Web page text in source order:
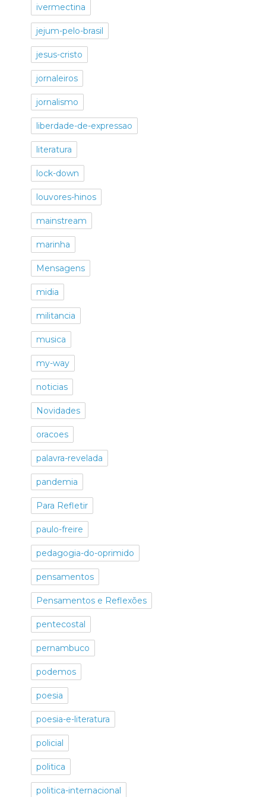
ivermectina
jejum-pelo-brasil
jesus-cristo
jornaleiros
jornalismo
liberdade-de-expressao
literatura
lock-down
louvores-hinos
mainstream
marinha
Mensagens
midia
militancia
musica
my-way
noticias
Novidades
oracoes
palavra-revelada
pandemia
Para Refletir
paulo-freire
pedagogia-do-oprimido
pensamentos
Pensamentos e Reflexões
pentecostal
pernambuco
podemos
poesia
poesia-e-literatura
policial
politica
politica-internacional